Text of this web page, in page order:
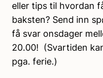
eller tips til hvordan
baksten? Send inn
få svar onsdager
20.00! (Svartiden
pga. ferie.)